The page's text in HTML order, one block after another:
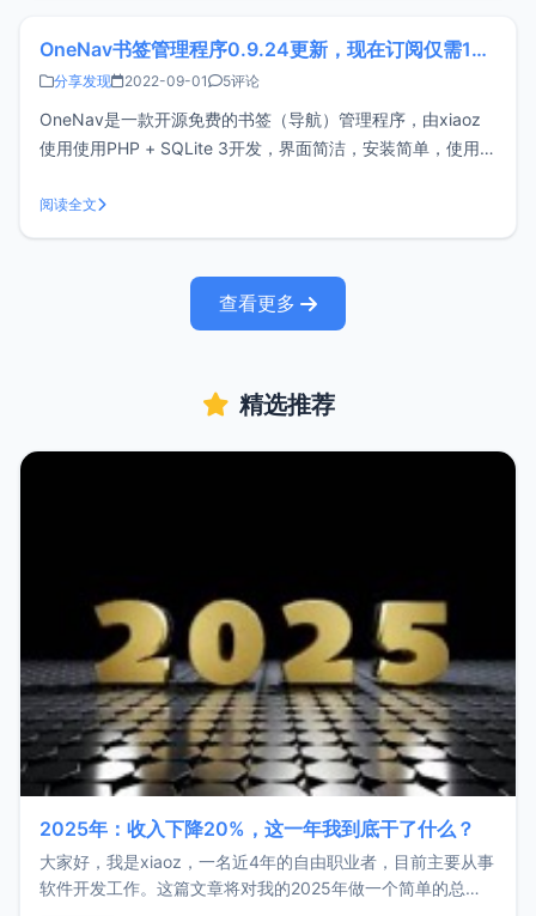
OneNav书签管理程序0.9.24更新，现在订阅仅需19.9/年
分享发现 2022-09-01 5评论
OneNav是一款开源免费的书签（导航）管理程序，由xiaoz
使用使用PHP + SQLite 3开发，界面简洁，安装简单，使用方
备、跨平台、跨浏览器之间同步和访问困难问题，做到一处部
署，随处访问。安装OneNav：https://doc.x
阅读全文
查看更多
精选推荐
2025年：收入下降20%，这一年我到底干了什么？
大家好，我是xiaoz，一名近4年的自由职业者，目前主要从事
软件开发工作。这篇文章将对我的2025年做一个简单的总